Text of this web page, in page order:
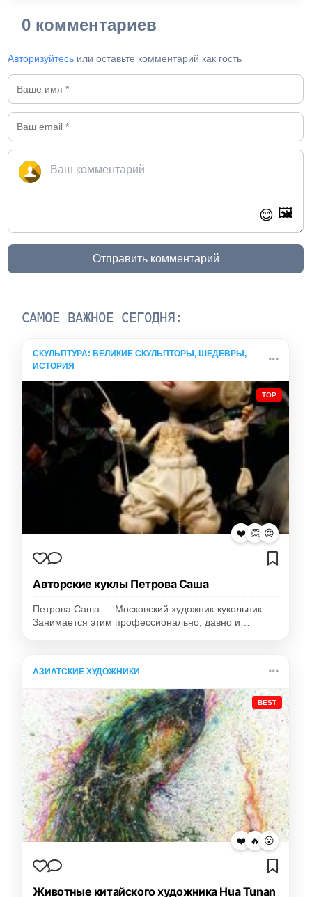
0 комментариев
Авторизуйтесь или оставьте комментарий как гость
😊 🖼️
Отправить комментарий
САМОЕ ВАЖНОЕ СЕГОДНЯ:
СКУЛЬПТУРА: ВЕЛИКИЕ СКУЛЬПТОРЫ, ШЕДЕВРЫ,
ИСТОРИЯ
TOP
❤️ 👏 😍
Авторские куклы Петрова Саша
Петрова Саша — Московский художник-кукольник.
Занимается этим профессионально, давно и…
АЗИАТСКИЕ ХУДОЖНИКИ
BEST
❤️ 🔥 😮
Животные китайского художника Hua Tunan